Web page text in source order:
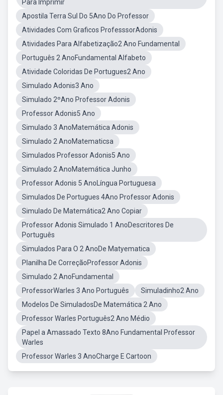
Para Imprimir
Apostila Terra Sul Do 5Ano Do Professor
Atividades Com Graficos ProfesssorAdonis
Atividades Para Alfabetização2 Ano Fundamental
Português 2 AnoFundamental Alfabeto
Atividade Coloridas De Portugues2 Ano
Simulado Adonis3 Ano
Simulado 2ºAno Professor Adonis
Professor Adonis5 Ano
Simulado 3 AnoMatemática Adonis
Simulado 2 AnoMatematicsa
Simulados Professor Adonis5 Ano
Simulado 2 AnoMatemática Junho
Professor Adonis 5 AnoLíngua Portuguesa
Simulados De Portugues 4Ano Professor Adonis
Simulado De Matemática2 Ano Copiar
Professor Adonis Simulado 1 AnoDescritores De
Português
Simulados Para O 2 AnoDe Matyematica
Planilha De CorreçãoProfessor Adonis
Simulado 2 AnoFundamental
ProfessorWarles 3 Ano Português
Simuladinho2 Ano
Modelos De SimuladosDe Matemática 2 Ano
Professor Warles Português2 Ano Médio
Papel a Amassado Texto 8Ano Fundamental Professor
Warles
Professor Warles 3 AnoCharge E Cartoon